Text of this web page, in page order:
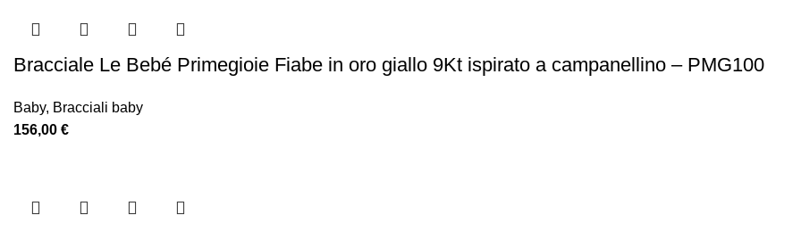
Bracciale Le Bebé Primegioie Fiabe in oro giallo 9Kt ispirato a campanellino – PMG100
Baby, Bracciali baby
156,00 €